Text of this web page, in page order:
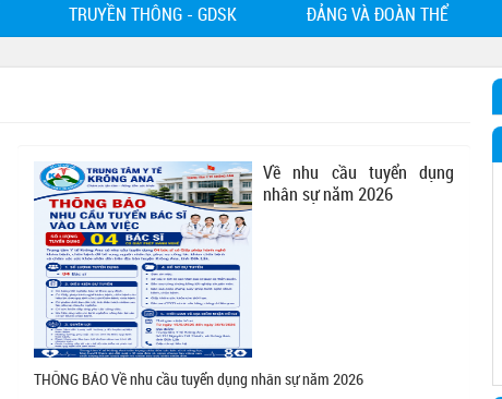
TRUYỀN THÔNG - GDSK ĐẢNG VÀ ĐOÀN THỂ
Về nhu cầu tuyển dụng
nhân sự năm 2026
THÔNG BÁO Về nhu cầu tuyển dụng nhân sự năm 2026